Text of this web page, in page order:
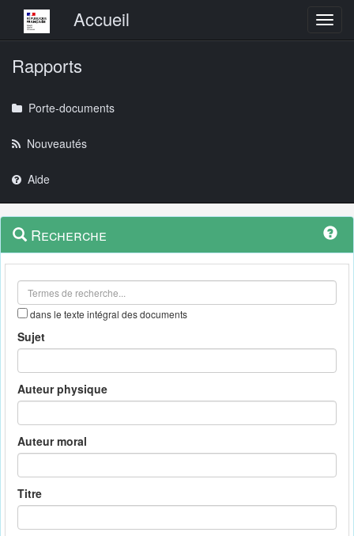
Menu principalAccueil
Rapports
Porte-documents
Nouveautés
Aide
Navigation
outils
Menu
contextuel
Recherche
dans le texte intégral des documents
Sujet
Auteur physique
Auteur moral
Titre